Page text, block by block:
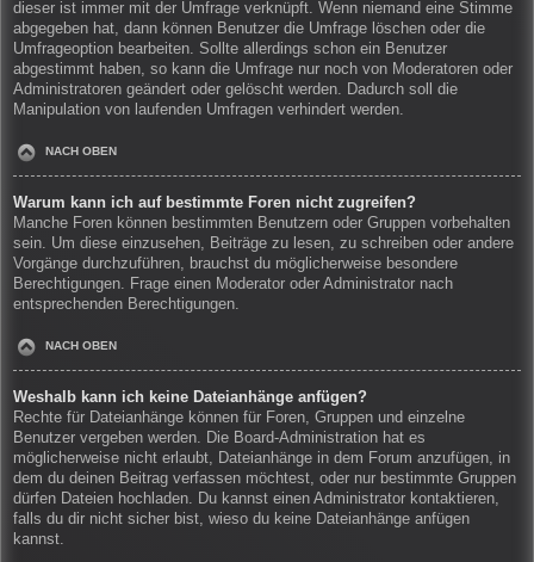
dieser ist immer mit der Umfrage verknüpft. Wenn niemand eine Stimme
abgegeben hat, dann können Benutzer die Umfrage löschen oder die
Umfrageoption bearbeiten. Sollte allerdings schon ein Benutzer
abgestimmt haben, so kann die Umfrage nur noch von Moderatoren oder
Administratoren geändert oder gelöscht werden. Dadurch soll die
Manipulation von laufenden Umfragen verhindert werden.
NACH OBEN
Warum kann ich auf bestimmte Foren nicht zugreifen?
Manche Foren können bestimmten Benutzern oder Gruppen vorbehalten
sein. Um diese einzusehen, Beiträge zu lesen, zu schreiben oder andere
Vorgänge durchzuführen, brauchst du möglicherweise besondere
Berechtigungen. Frage einen Moderator oder Administrator nach
entsprechenden Berechtigungen.
NACH OBEN
Weshalb kann ich keine Dateianhänge anfügen?
Rechte für Dateianhänge können für Foren, Gruppen und einzelne
Benutzer vergeben werden. Die Board-Administration hat es
möglicherweise nicht erlaubt, Dateianhänge in dem Forum anzufügen, in
dem du deinen Beitrag verfassen möchtest, oder nur bestimmte Gruppen
dürfen Dateien hochladen. Du kannst einen Administrator kontaktieren,
falls du dir nicht sicher bist, wieso du keine Dateianhänge anfügen
kannst.